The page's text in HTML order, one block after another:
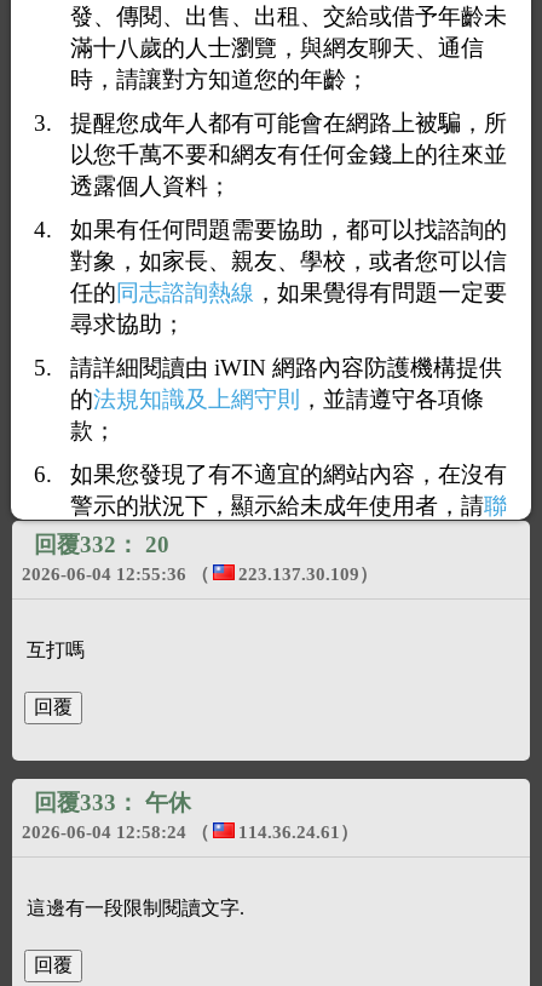
<< 1 ... 32 33 34 35 36 ... 71 >>
回覆331：午休
2026-06-04 12:53:18
這邊有一段限制閱讀文字.
回覆332： 20
2026-06-04 12:55:36 （ 223.137.30.109）
互打嗎
回覆333： 午休
2026-06-04 12:58:24 （ 114.36.24.61 ）
這邊有一段限制閱讀文字.
發、傳閱、出售、出租、交給或借予年齡未
滿十八歲的人士瀏覽，與網友聊天、通信
時，請讓對方知道您的年齡；
提醒您成年人都有可能會在網路上被騙，所
以您千萬不要和網友有任何金錢上的往來並
透露個人資料；
如果有任何問題需要協助，都可以找諮詢的
對象，如家長、親友、學校，或者您可以信
任的同志諮詢熱線 ，如果覺得有問題一定要
尋求協助；
請詳細閱讀由 iWIN 網路內容防護機構提供
的法規知識及上網守則
，並請遵守各項條
款；
如果您發現了有不適宜的網站內容，在沒有
警示的狀況下，顯示給未成年使用者，請聯
絡我們
，謝謝您的合作。